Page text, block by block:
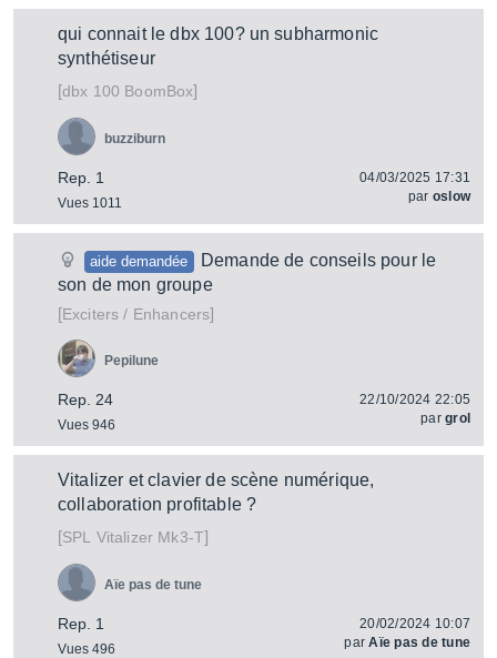
qui connait le dbx 100? un subharmonic
synthétiseur
[dbx 100 BoomBox]
Rep. 1
Vues 1011
buzziburn
04/03/2025 17:31
par oslow
aide demandée
Demande de conseils pour le
son de mon groupe
[Exciters / Enhancers]
Rep. 24
Vues 946
Pepilune
22/10/2024 22:05
pargrol
Vitalizer et clavier de scène numérique,
collaboration profitable ?
[SPL Vitalizer Mk3-T]
Rep. 1
Vues 496
Aïe pas de tune
20/02/2024 10:07
parAïe pas de tune